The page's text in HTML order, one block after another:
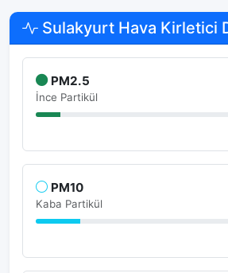
Sulakyurt Hava Kirletici
PM2.5
İnce Partikül
PM10
Kaba Partikül